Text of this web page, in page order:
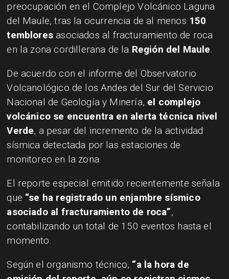
preocupación en el Complejo Volcánico Laguna
del Maule, tras la ocurrencia de al menos 150
temblores asociados al fracturamiento de roca
en la zona cordillerana de la Región del Maule.
De acuerdo con el informe del Observatorio
Volcanológico de los Andes del Sur del Servicio
Nacional de Geología y Minería, el complejo
volcánico se encuentra en alerta técnica nivel
Verde, a pesar del incremento de la actividad
sísmica detectada por las estaciones de
monitoreo en la zona.
El reporte especial emitido recientemente señala
que “se ha registrado un enjambre sísmico
asociado al fracturamiento de roca”,
contabilizando un total de 150 eventos hasta el
momento.
Según el organismo técnico, “a la hora de